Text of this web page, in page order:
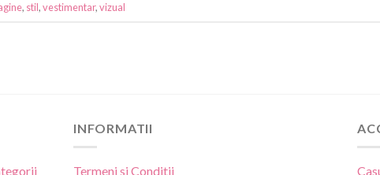
, stil,vestimentar,vizual
INFORMATII
Termeni si Conditii